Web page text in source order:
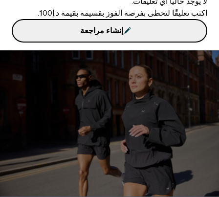
اكتب تعليقًا لتحظى بفرصة الفوز بقسيمة بقيمة د.إ100.
إنشاء مراجعة